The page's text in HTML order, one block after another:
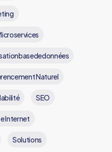
Naturel
SEO
Internet
Solutions